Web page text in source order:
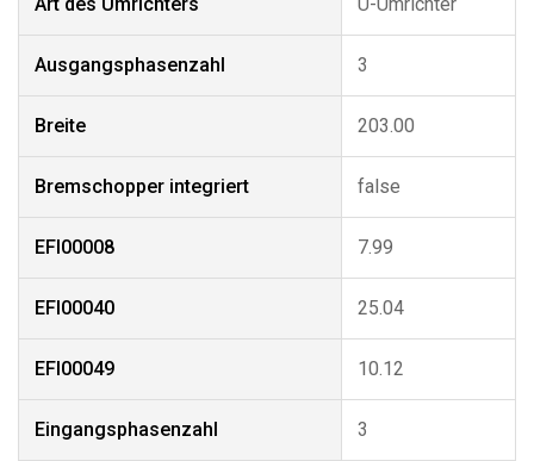
Ausgangsphasenzahl 3
Breite 203.00
Bremschopper integriert false
EFI00008 7.99
EFI00040 25.04
EFI00049 10.12
Eingangsphasenzahl 3